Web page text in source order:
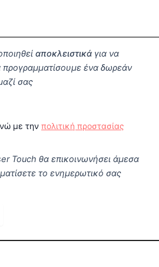
αποκλειστικά για να
προγραμματίσουμε ένα δωρεάν
σας
με την πολιτική προστασίας
Touch θα επικοινωνήσει άμεσα
το ενημερωτικό σας